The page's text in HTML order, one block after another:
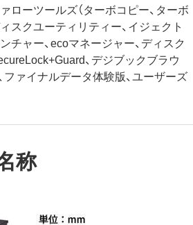
ーツールズ（ターボコピー、ターボ
スクユーティリティー、イジェクト
ャー、ecoマネージャー、ディスク
、デジブックブラウ
ファイナルデータ体験版、ユーザーズ
称